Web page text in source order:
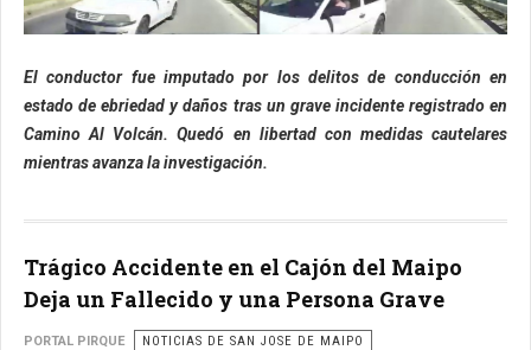
El conductor fue imputado por los delitos de conducción en
estado de ebriedad y daños tras un grave incidente registrado en
Camino Al Volcán. Quedó en libertad con medidas cautelares
mientras avanza la investigación.
Trágico Accidente en el Cajón del Maipo
Deja un Fallecido y una Persona Grave
PORTAL PIRQUE
NOTICIAS DE SAN JOSE DE MAIPO